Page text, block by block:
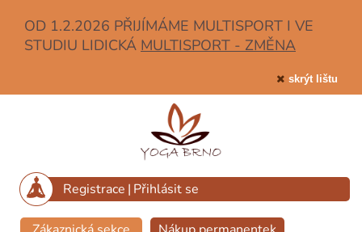
OD 1.2.2026 PŘIJÍMÁME MULTISPORT I VE
STUDIU LIDICKÁ MULTISPORT - ZMĚNA
skrýt lištu
Registrace | Přihlásit se